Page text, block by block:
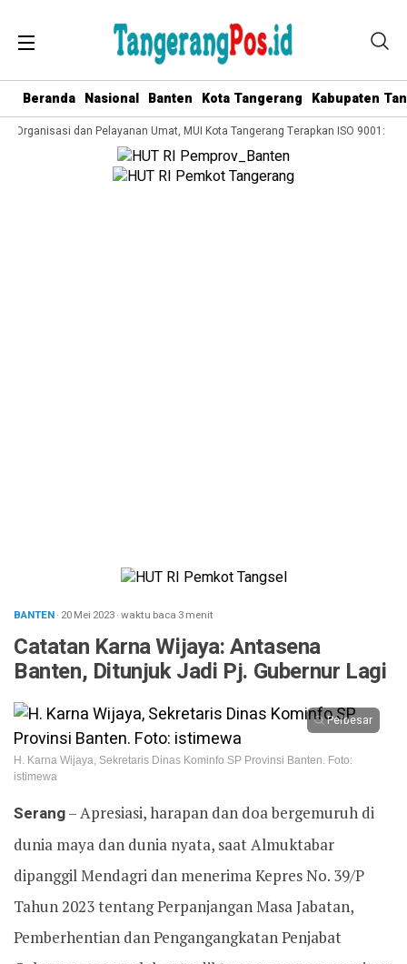
Beranda Nasional Banten Kota Tangerang Kabupaten
dan Pelayanan Umat, MUI Kota Tangerang Terapkan ISO 9001:2015
BANTEN· 20 Mei 2023·waktu baca 3 menit
Catatan Karna Wijaya: Antasena
Banten, Ditunjuk Jadi Pj. Gubernur Lagi
Perbesar
H. Karna Wijaya, Sekretaris Dinas Kominfo SP Provinsi Banten. Foto:
istimewa
Serang– Apresiasi, harapan dan doa bergemuruh di
dunia maya dan dunia nyata, saat Almuktabar
dipanggil Mendagri dan menerima Kepres No. 39/P
Tahun 2023 tentang Perpanjangan Masa Jabatan,
Pemberhentian dan Pengangangkatan Penjabat